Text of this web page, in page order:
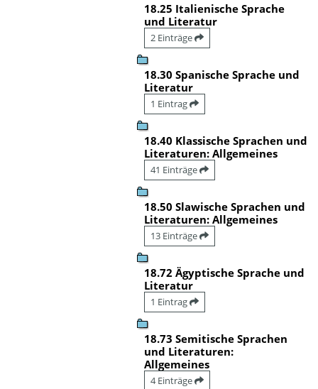
18.25 Italienische Sprache
und Literatur
2 Einträge
18.30 Spanische Sprache und
Literatur
1 Eintrag
18.40 Klassische Sprachen und
Literaturen: Allgemeines
41 Einträge
18.50 Slawische Sprachen und
Literaturen: Allgemeines
13 Einträge
18.72 Ägyptische Sprache und
Literatur
1 Eintrag
18.73 Semitische Sprachen
und Literaturen:
Allgemeines
4 Einträge